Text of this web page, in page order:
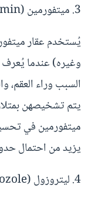
3. ميتفورمين (Metformin)
وغيره) عندما يُعرف
السبب وراء العقم،
يتم تشخيصهن
ميتفورمين في
يزيد من احتمال
4. ليتروزول (Letrozole)